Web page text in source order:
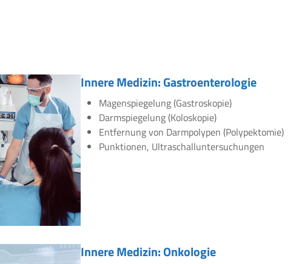
Innere Medizin: Gastroenterologie
Magenspiegelung (Gastroskopie)
Darmspiegelung (Koloskopie)
Entfernung von Darmpolypen (Polypektomie)
Punktionen, Ultraschalluntersuchungen
Innere Medizin: Onkologie